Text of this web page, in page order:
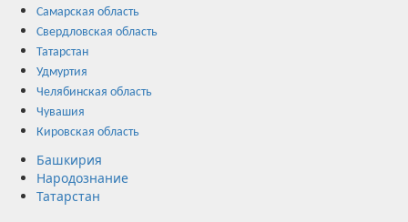
Самарская область
Свердловская область
Татарстан
Удмуртия
Челябинская область
Чувашия
Кировская область
Башкирия
Народознание
Татарстан